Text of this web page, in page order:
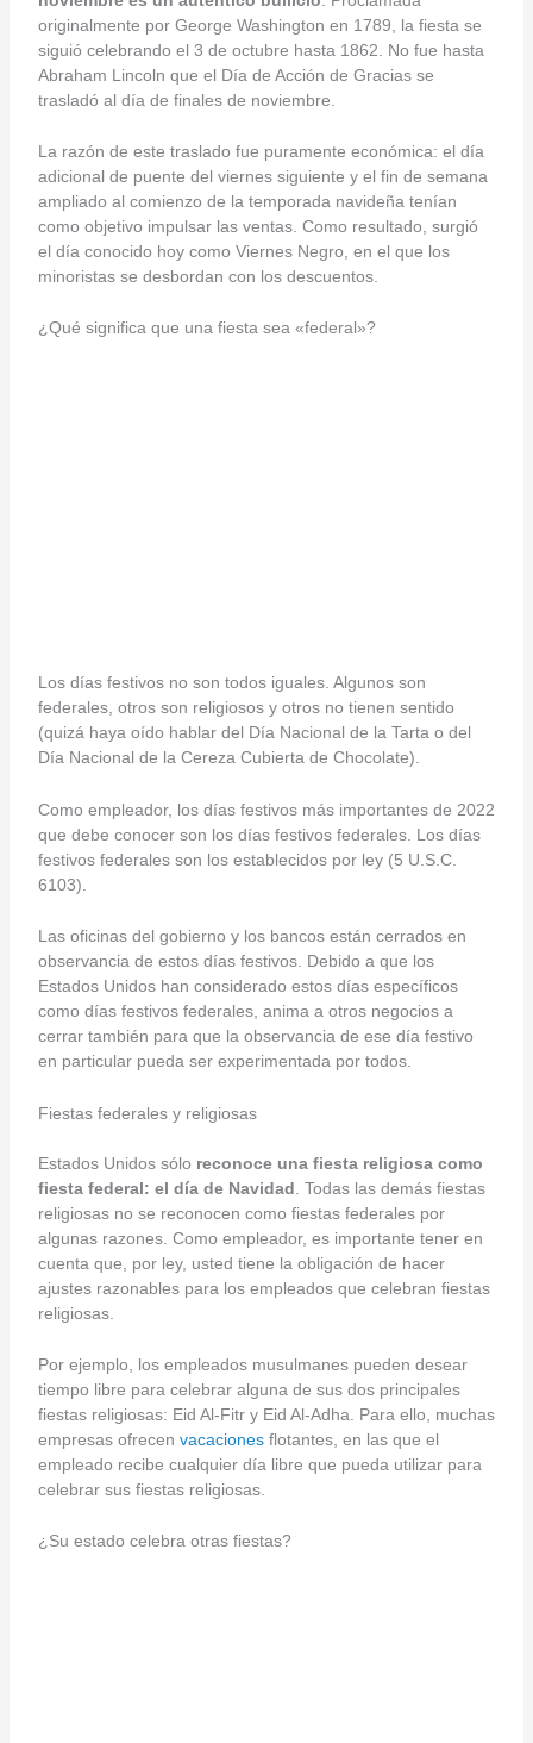
originalmente por George Washington en 1789, la fiesta se
siguió celebrando el 3 de octubre hasta 1862. No fue hasta
Abraham Lincoln que el Día de Acción de Gracias se
trasladó al día de finales de noviembre.
La razón de este traslado fue puramente económica: el día
adicional de puente del viernes siguiente y el fin de semana
ampliado al comienzo de la temporada navideña tenían
como objetivo impulsar las ventas. Como resultado, surgió
el día conocido hoy como Viernes Negro, en el que los
minoristas se desbordan con los descuentos.
¿Qué significa que una fiesta sea «federal»?
Los días festivos no son todos iguales. Algunos son
federales, otros son religiosos y otros no tienen sentido
(quizá haya oído hablar del Día Nacional de la Tarta o del
Día Nacional de la Cereza Cubierta de Chocolate).
Como empleador, los días festivos más importantes de 2022
que debe conocer son los días festivos federales. Los días
festivos federales son los establecidos por ley (5 U.S.C.
6103).
Las oficinas del gobierno y los bancos están cerrados en
observancia de estos días festivos. Debido a que los
Estados Unidos han considerado estos días específicos
como días festivos federales, anima a otros negocios a
cerrar también para que la observancia de ese día festivo
en particular pueda ser experimentada por todos.
Fiestas federales y religiosas
Estados Unidos sólo reconoce una fiesta religiosa como
fiesta federal: el día de Navidad . Todas las demás fiestas
religiosas no se reconocen como fiestas federales por
algunas razones. Como empleador, es importante tener en
cuenta que, por ley, usted tiene la obligación de hacer
ajustes razonables para los empleados que celebran fiestas
religiosas.
Por ejemplo, los empleados musulmanes pueden desear
tiempo libre para celebrar alguna de sus dos principales
fiestas religiosas: Eid Al-Fitr y Eid Al-Adha. Para ello, muchas
empresas ofrecen vacacionesflotantes, en las que el
empleado recibe cualquier día libre que pueda utilizar para
celebrar sus fiestas religiosas.
¿Su estado celebra otras fiestas?